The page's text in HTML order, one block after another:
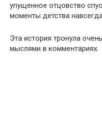
упущенное отцовство
моменты детства
Эта история тронула
мыслями в комментариях.